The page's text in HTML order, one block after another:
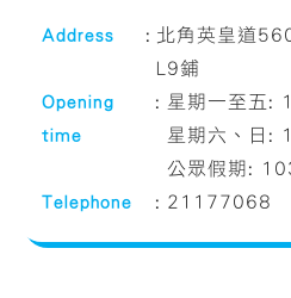
Address : 北角英皇道
L9鋪
Opening
time
: 星期一至五:
星期六、日:
公眾假期:
Telephone
: 21177068